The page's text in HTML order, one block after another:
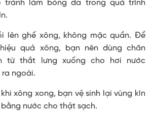
tránh làm bỏng da trong quá trình
lên ghế xông, không mặc quần. Để
quả xông, bạn nên dùng chăn
từ thắt lưng xuống cho hơi nước
ngoài.
khi xông xong, bạn vệ sinh lại vùng kín
nước cho thật sạch.